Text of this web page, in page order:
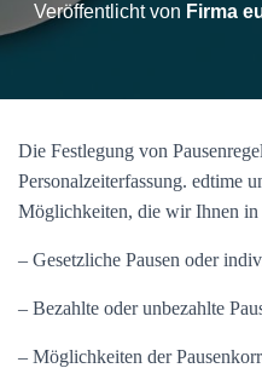
Veröffentlicht von Firma
Die Festlegung von
Personalzeiterfassung. edtime
Möglichkeiten, die wir Ihnen in
– Gesetzliche Pausen oder
– Bezahlte oder unbezahlte
– Möglichkeiten der